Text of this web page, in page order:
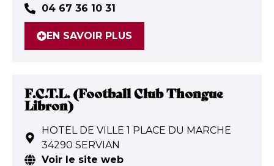
04 67 36 10 31
EN SAVOIR PLUS
F.C.T.L. (Football Club Thongue
Libron)
HOTEL DE VILLE 1 PLACE DU MARCHE
34290 SERVIAN
Voir le site web